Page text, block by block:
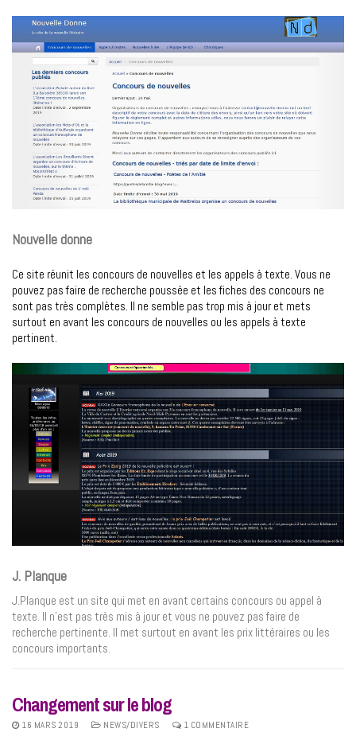
Nouvelle donne
Ce site réunit les concours de nouvelles et les appels à texte. Vous ne
pouvez pas faire de recherche poussée et les fiches des concours ne
sont pas très complètes. Il ne semble pas trop mis à jour et mets
surtout en avant les concours de nouvelles ou les appels à texte
pertinent.
J. Planque
J.Planque est un site qui met en avant certains concours ou appel à
texte. Il n’est pas très mis à jour et vous ne pouvez pas faire de
recherche pertinente. Il met surtout en avant les prix littéraires ou les
concours importants.
Changement sur le blog
16 MARS 2019 NEWS/DIVERS 1 COMMENTAIRE